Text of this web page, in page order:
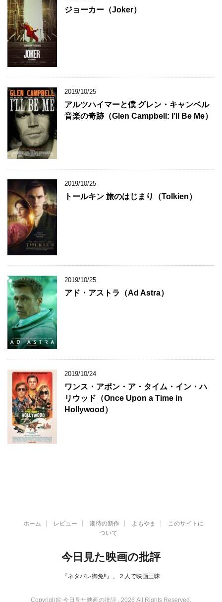
ジョーカー（Joker）
2019/10/25
アルツハイマーと僕 グレン・キャンベル
音楽の奇跡（Glen Campbell: I’ll Be Me）
2019/10/25
トールキン 旅のはじまり（Tolkien）
2019/10/25
アド・アストラ（Ad Astra）
2019/10/24
ワンス・アポン・ア・タイム・イン・ハ
リウッド（Once Upon a Time in
Hollywood）
ホーム レビュー 期待の新作 よもやま
このサイトに
ついて
今日見た映画の批評
『ネタバレ御免!!』、２人で映画三昧
Copyright© 今日見た映画の批評 , 2026 All Rights Reserved.